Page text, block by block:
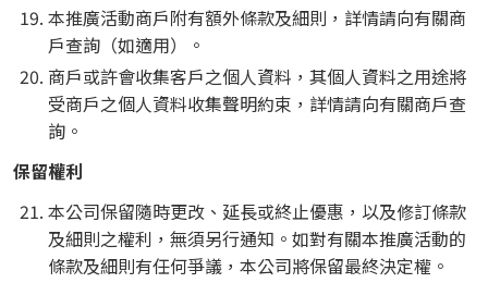
本推廣活動商戶附有額外條款及細則，詳情請向有關商
戶查詢（如適用）。
商戶或許會收集客戶之個人資料，其個人資料之用途將
受商戶之個人資料收集聲明約束，詳情請向有關商戶查
詢。
保留權利
本公司保留隨時更改、延長或終止優惠，以及修訂條款
及細則之權利，無須另行通知。如對有關本推廣活動的
條款及細則有任何爭議，本公司將保留最終決定權。